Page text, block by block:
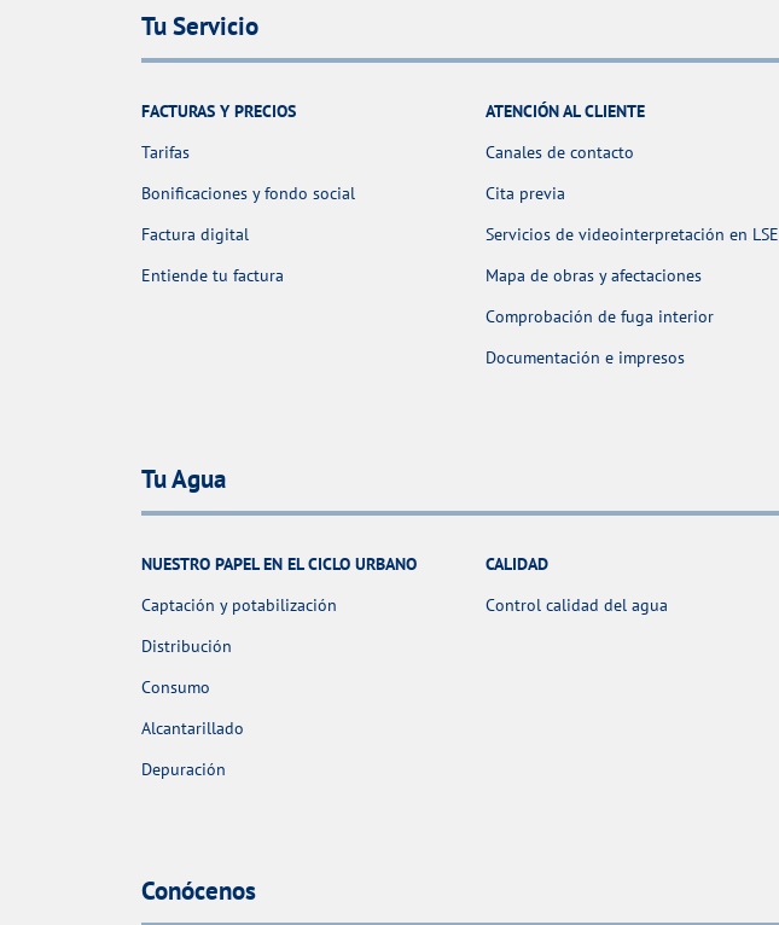
Tu Servicio
FACTURAS Y PRECIOS
Tarifas
Bonificaciones y fondo social
Factura digital
Entiende tu factura
ATENCIÓN AL CLIENTE
Canales de contacto
Cita previa
Servicios de videointerpretación en LSE
Mapa de obras y afectaciones
Comprobación de fuga interior
Documentación e impresos
Tu Agua
NUESTRO PAPEL EN EL CICLO URBANO
Captación y potabilización
Distribución
Consumo
Alcantarillado
Depuración
CALIDAD
Control calidad del agua
Conócenos